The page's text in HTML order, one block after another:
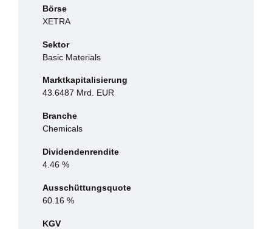
Börse
XETRA
Sektor
Basic Materials
Marktkapitalisierung
43.6487 Mrd. EUR
Branche
Chemicals
Dividendenrendite
4.46 %
Ausschüttungsquote
60.16 %
KGV